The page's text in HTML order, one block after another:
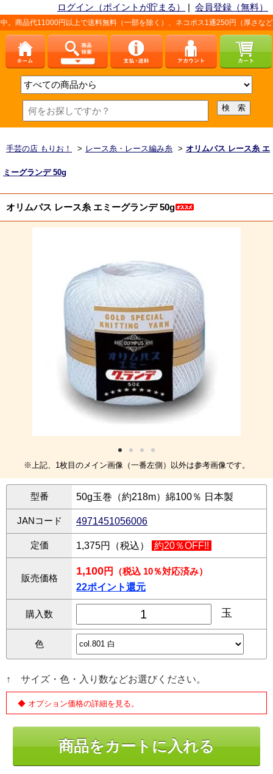
ログイン（ポイントが貯まる） | 会員登録（無料）
以上で送料無料（一部を除く）、ネコポス1通250円（厚さなど条件あり）。
手芸の店 もりお！ > レース糸・レース編み糸 > オリムパス レース糸 エ
ミーグランデ 50g
オリムパス レース糸 エミーグランデ 50g
※上記、1枚目のメイン画像（一番左側）以外は参考画像です。
型番 50g玉巻（約218m）綿100％ 日本製
JANコード 4971451056006
定価 1,375円（税込） 約20％OFF!!
販売価格
1,100円
（税込 10％対応済み）
22ポイント還元
購入数 玉
色
↑ サイズ・色・入り数などお選びください。
◆ オプション価格の詳細を見る。